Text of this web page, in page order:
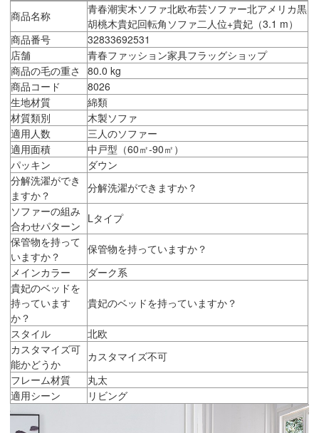
商品名称
青春潮実木ソファ北欧布芸ソファー北アメリカ黒
胡桃木貴妃回転角ソファ二人位+貴妃（3.1 m）
商品番号
32833692531
店舗
青春ファッション家具フラッグショップ
商品の毛の重さ
80.0 kg
商品コード
8026
生地材質
綿類
材質類別
木製ソファ
適用人数
三人のソファー
適用面積
中戸型（60㎡-90㎡）
パッキン
ダウン
分解洗濯ができ
ますか？
分解洗濯ができますか？
ソファーの組み
合わせパターン
Lタイプ
保管物を持って
いますか？
保管物を持っていますか？
メインカラー
ダーク系
貴妃のベッドを
持っています
か？
貴妃のベッドを持っていますか？
スタイル
北欧
カスタマイズ可
能かどうか
カスタマイズ不可
フレーム材質
丸太
適用シーン
リビング